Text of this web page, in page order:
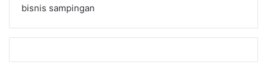
bisnis sampingan